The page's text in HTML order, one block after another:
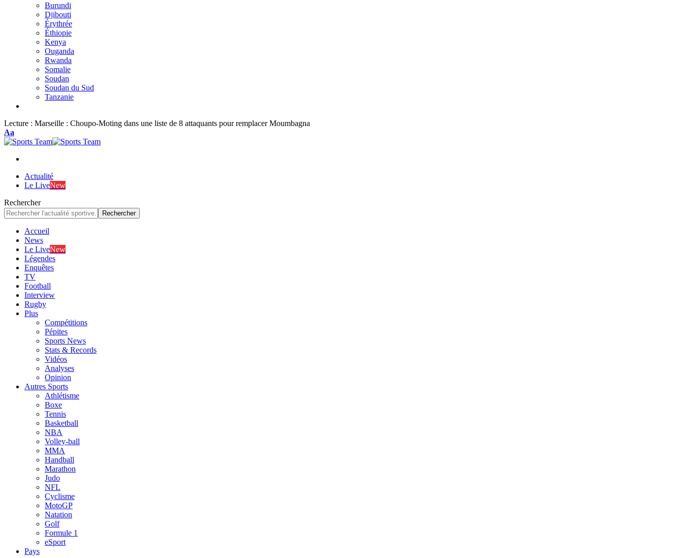
Burundi
Djibouti
Érythrée
Éthiopie
Kenya
Ouganda
Rwanda
Somalie
Soudan
Soudan du Sud
Tanzanie
Lecture : Marseille : Choupo-Moting dans une liste de 8 attaquants pour remplacer Moumbagna
Font
Resizer
Aa
Actualité
Le LiveNew
Rechercher
Accueil
News
Le LiveNew
Légendes
Enquêtes
TV
Football
Interview
Rugby
Plus
Compétitions
Pépites
Sports News
Stats & Records
Vidéos
Analyses
Opinion
Autres Sports
Athlétisme
Boxe
Tennis
Basketball
NBA
Volley-ball
MMA
Handball
Marathon
Judo
NFL
Cyclisme
MotoGP
Natation
Golf
Formule 1
eSport
Pays